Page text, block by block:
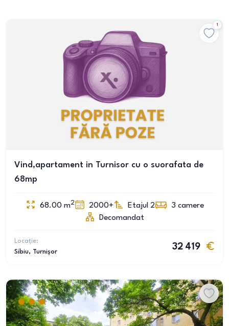
1
Vind,apartament in Turnisor cu o suorafata de
68mp
68.00 m2 2000+ Etajul 2 3 camere
Decomandat
Locație:
Sibiu, Turnișor
32 419